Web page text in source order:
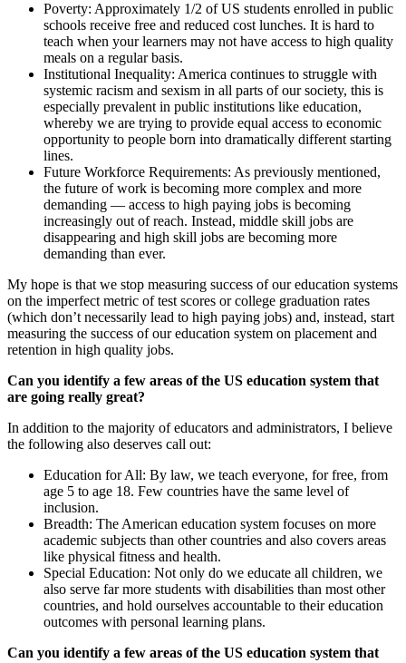
Poverty: Approximately 1/2 of US students enrolled in public
schools receive free and reduced cost lunches. It is hard to
teach when your learners may not have access to high quality
meals on a regular basis.
Institutional Inequality: America continues to struggle with
systemic racism and sexism in all parts of our society, this is
especially prevalent in public institutions like education,
whereby we are trying to provide equal access to economic
opportunity to people born into dramatically different starting
lines.
Future Workforce Requirements: As previously mentioned,
the future of work is becoming more complex and more
demanding — access to high paying jobs is becoming
increasingly out of reach. Instead, middle skill jobs are
disappearing and high skill jobs are becoming more
demanding than ever.
My hope is that we stop measuring success of our education systems
on the imperfect metric of test scores or college graduation rates
(which don’t necessarily lead to high paying jobs) and, instead, start
measuring the success of our education system on placement and
retention in high quality jobs.
Can you identify a few areas of the US education system that
are going really great?
In addition to the majority of educators and administrators, I believe
the following also deserves call out:
Education for All: By law, we teach everyone, for free, from
age 5 to age 18. Few countries have the same level of
inclusion.
Breadth: The American education system focuses on more
academic subjects than other countries and also covers areas
like physical fitness and health.
Special Education: Not only do we educate all children, we
also serve far more students with disabilities than most other
countries, and hold ourselves accountable to their education
outcomes with personal learning plans.
Can you identify a few areas of the US education system that